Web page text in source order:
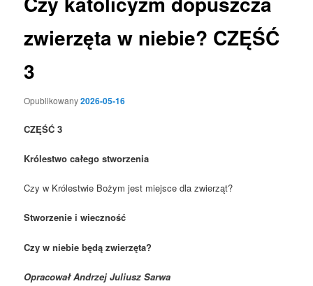
zwierzęta w niebie? CZĘŚĆ
3
Opublikowany2026-05-16
CZĘŚĆ3
Królestwo całego stworzenia
Czy w Królestwie Bożym jest miejsce dla zwierząt?
Stworzenie i wieczność
Czy w niebie będą zwierzęta?
OpracowałAndrzej Juliusz Sarwa